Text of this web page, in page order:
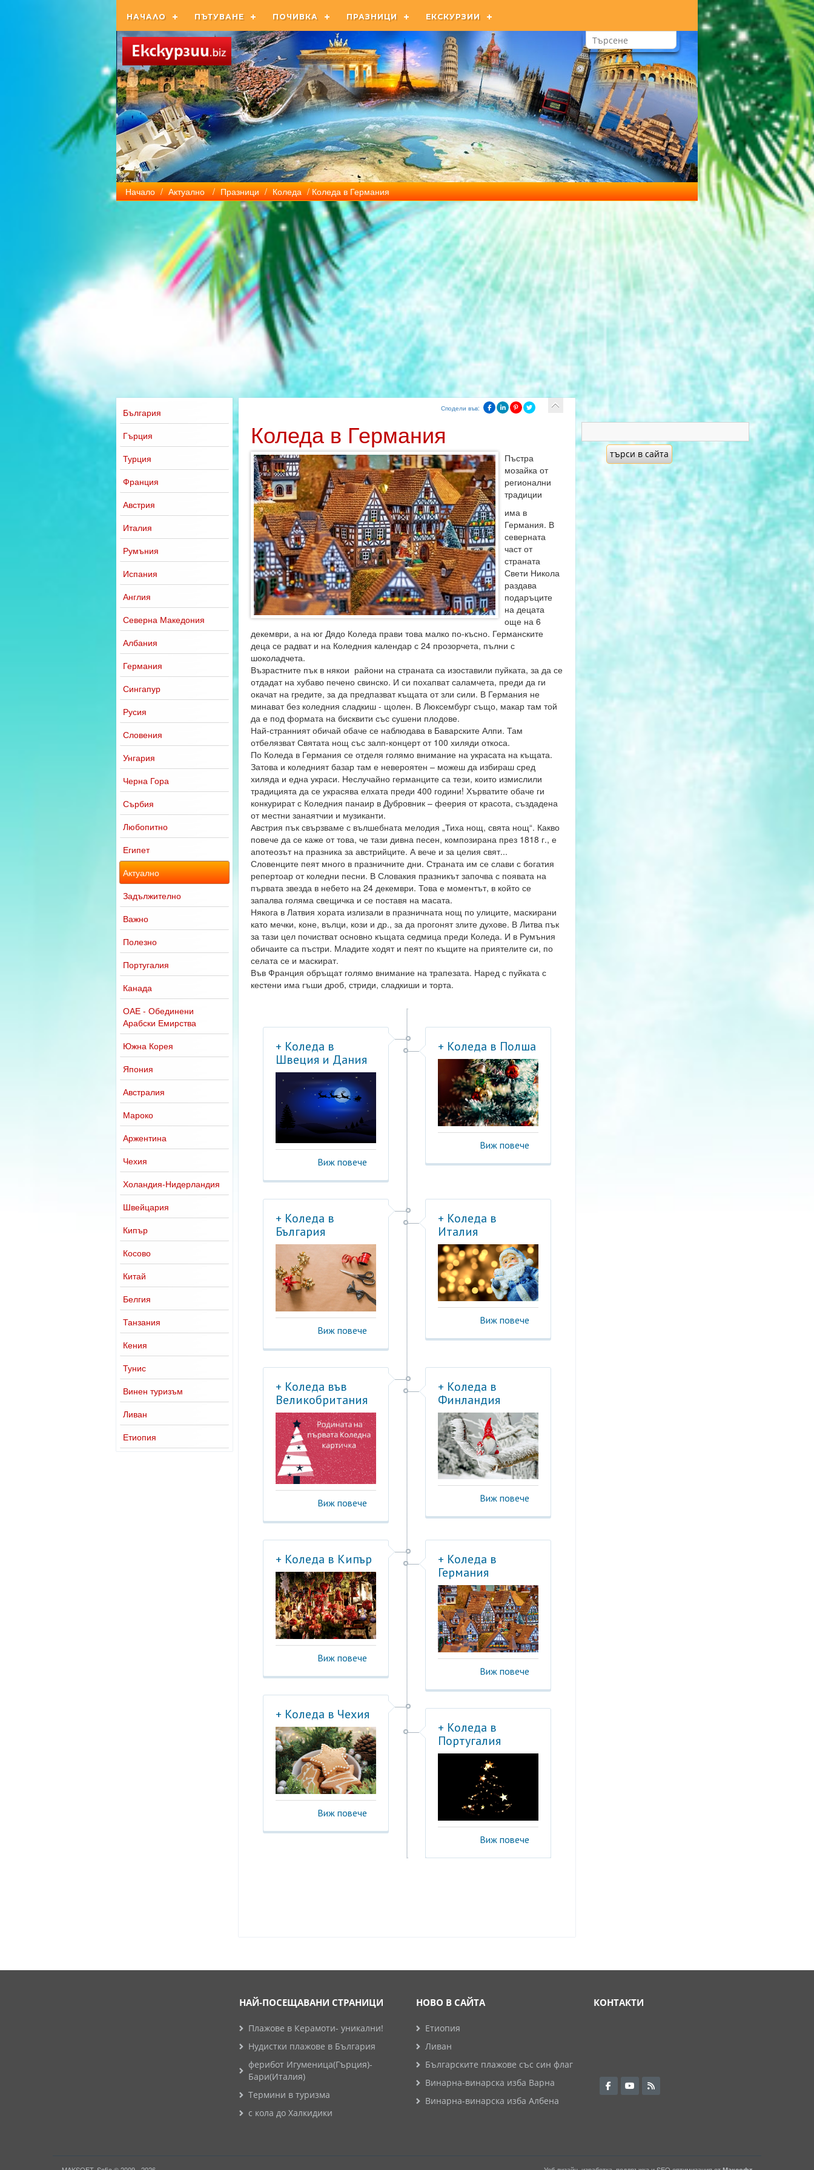
НАЧАЛО ПЪТУВАНЕ ПОЧИВКА ПРАЗНИЦИ ЕКСКУРЗИИ
Начало / Актуално / Празници / Коледа / Коледа в Германия
България
Гърция
Турция
Франция
Австрия
Италия
Румъния
Испания
Англия
Северна Македония
Албания
Германия
Сингапур
Русия
Словения
Унгария
Черна Гора
Сърбия
Любопитно
Египет
Актуално
Задължително
Важно
Полезно
Португалия
Канада
ОАЕ - Обединени
Арабски Емирства
Южна Корея
Япония
Австралия
Мароко
Аржентина
Чехия
Холандия-Нидерландия
Швейцария
Кипър
Косово
Китай
Белгия
Танзания
Кения
Тунис
Винен туризъм
Ливан
Етиопия
Сподели във:
Коледа в Германия
Пъстра
мозайка от
регионални
традиции
има в
Германия. В
северната
част от
страната
Свети Никола
раздава
подаръците
на децата
още на 6
декември, а на юг Дядо Коледа прави това малко по-късно. Германските
деца се радват и на Коледния календар с 24 прозорчета, пълни с
шоколадчета.
Възрастните пък в някои райони на страната са изоставили пуйката, за да се
отдадат на хубаво печено свинско. И си похапват саламчета, преди да ги
окачат на гредите, за да предпазват къщата от зли сили. В Германия не
минават без коледния сладкиш - щолен. В Люксембург също, макар там той
да е под формата на бисквити със сушени плодове.
Най-странният обичай обаче се наблюдава в Баварските Алпи. Там
отбелязват Святата нощ със залп-концерт от 100 хиляди откоса.
По Коледа в Германия се отделя голямо внимание на украсата на къщата.
Затова и коледният базар там е невероятен – можеш да избираш сред
хиляда и една украси. Неслучайно германците са тези, които измислили
традицията да се украсява елхата преди 400 години! Хърватите обаче ги
конкурират с Коледния панаир в Дубровник – феерия от красота, създадена
от местни занаятчии и музиканти.
Австрия пък свързваме с вълшебната мелодия „Тиха нощ, свята нощ“. Какво
повече да се каже от това, че тази дивна песен, композирана през 1818 г., е
апотеозът на празника за австрийците. А вече и за целия свят...
Словенците пеят много в празничните дни. Страната им се слави с богатия
репертоар от коледни песни. В Словакия празникът започва с появата на
първата звезда в небето на 24 декември. Това е моментът, в който се
запалва голяма свещичка и се поставя на масата.
Някога в Латвия хората излизали в празничната нощ по улиците, маскирани
като мечки, коне, вълци, кози и др., за да прогонят злите духове. В Литва пък
за тази цел почистват основно къщата седмица преди Коледа. И в Румъния
обичаите са пъстри. Младите ходят и пеят по къщите на приятелите си, по
селата се и маскират.
Във Франция обръщат голямо внимание на трапезата. Наред с пуйката с
кестени има гъши дроб, стриди, сладкиши и торта.
+ Коледа в
Швеция и Дания
Виж повече
+ Коледа в Полша
Виж повече
+ Коледа в
България
Виж повече
+ Коледа в
Италия
Виж повече
+ Коледа във
Великобритания
Виж повече
+ Коледа в
Финландия
Виж повече
+ Коледа в Кипър
Виж повече
+ Коледа в
Германия
Виж повече
+ Коледа в Чехия
Виж повече
+ Коледа в
Португалия
Виж повече
НАЙ-ПОСЕЩАВАНИ СТРАНИЦИ
Плажове в Керамоти- уникални!
Нудистки плажове в България
ферибот Игуменица(Гърция)-
Бари(Италия)
Термини в туризма
с кола до Халкидики
НОВО В САЙТА
Етиопия
Ливан
Българските плажове със син флаг
Винарна-винарска изба Варна
Винарна-винарска изба Албена
КОНТАКТИ